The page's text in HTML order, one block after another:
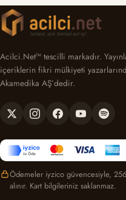
Acilci.Net™ tescilli markadır.
içeriklerin fikri mülkiyeti
Akamedika AŞ’dedir.
Ödemeler iyzico güvencesiyle,
alınır. Kart bilgileriniz saklanmaz.